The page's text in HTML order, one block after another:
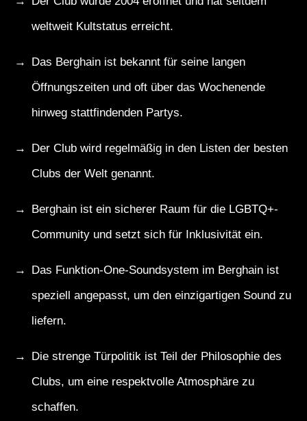
weltweit Kultstatus erreicht.
Das Berghain ist bekannt für seine langen
Öffnungszeiten und oft über das Wochenende
hinweg stattfindenden Partys.
Der Club wird regelmäßig in den Listen der besten
Clubs der Welt genannt.
Berghain ist ein sicherer Raum für die LGBTQ+-
Community und setzt sich für Inklusivität ein.
Das Funktion-One-Soundsystem im Berghain ist
speziell angepasst, um den einzigartigen Sound zu
liefern.
Die strenge Türpolitik ist Teil der Philosophie des
Clubs, um eine respektvolle Atmosphäre zu
schaffen.